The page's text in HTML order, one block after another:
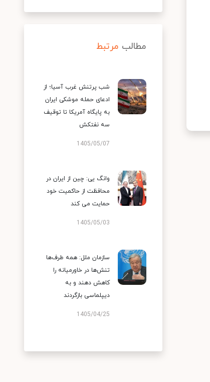
مطالب مرتبط
شب پرتنش غرب آسیا؛ از
ادعای حمله موشکی ایران
به پایگاه آمریکا تا توقیف
سه نفتکش
1405/05/07
وانگ یی: چین از ایران در
محافظت از حاکمیت خود
حمایت می کند
1405/05/03
سازمان ملل: همه طرف‌ها
تنش‌ها در خاورمیانه را
کاهش دهند و به
دیپلماسی بازگردند
1405/04/25